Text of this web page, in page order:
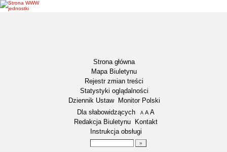
Strona główna
Mapa Biuletynu
Rejestr zmian treści
Statystyki oglądalności
Dziennik Ustaw
Monitor Polski
Menu dodatkowe
Dla słabowidzących A pomniejsz czcionkę
A standardowy rozmiar czcionki
A
Redakcja Biuletynu
Kontakt
Instrukcja obsługi